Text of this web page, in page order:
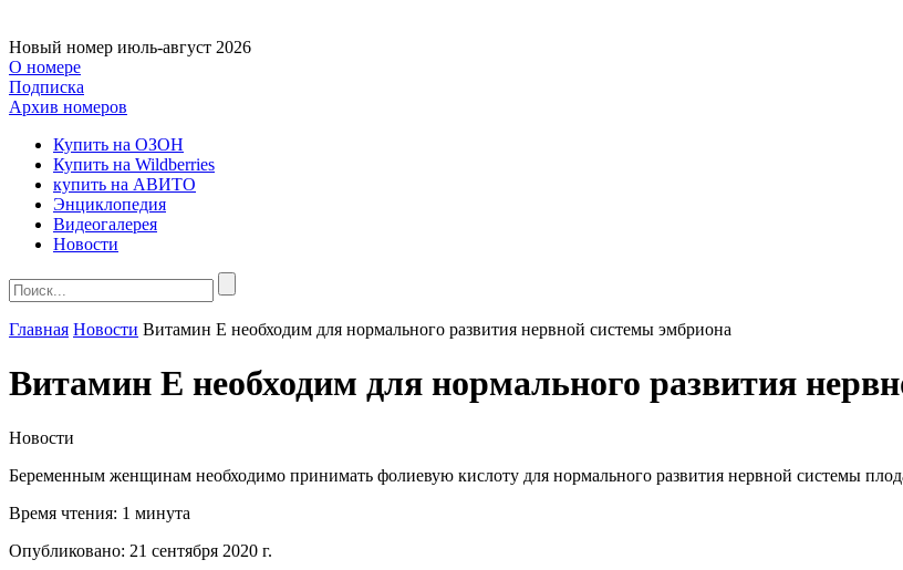
Новый номер июль-август 2026
О номере
Подписка
Архив номеров
Купить на ОЗОН
Купить на Wildberries
купить на АВИТО
Энциклопедия
Видеогалерея
Новости
Главная Новости Витамин Е необходим для нормального развития нервной системы эмбриона
Витамин Е необходим для нормального развития
Новости
Беременным женщинам необходимо принимать фолиевую кислоту для нормального развития нервной системы
Время чтения: 1 минута
Опубликовано: 21 сентября 2020 г.